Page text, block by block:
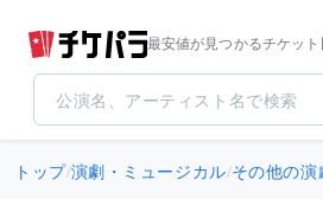
最安値が見つかるチケット
トップ/演劇・ミュージカル/その他の演